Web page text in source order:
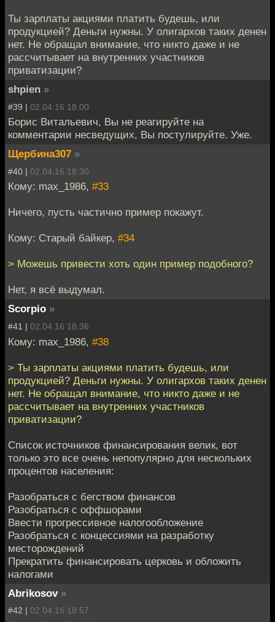
Ты зарплаты акциями платить будешь, или
продукцией? Деньги нужны. У олигархов таких денен
нет. Не обращал внимание, что никто даже и не
рассчитывает на внутренних участников
приватизации?
shpien »
#39 | 02.04.16 18:00
Борис Витальевич, Вы не реагируйте на
комментарии несведущих, Вы постулируйте. Уже.
Щербина307 »
#40 | 02.04.16 18:30
Кому: max_1986, #33
Ничего, пусть частично пример покажут.
Кому: Старый байкер, #34
> Можешь привести хоть один пример подобного?
Нет, я всё выдумал.
Scorpio »
#41 | 02.04.16 18:36
Кому: max_1986, #38
> Ты зарплаты акциями платить будешь, или
продукцией? Деньги нужны. У олигархов таких денен
нет. Не обращал внимание, что никто даже и не
рассчитывает на внутренних участников
приватизации?
Список источников финансирования велик, вот
только это все очень непопулярно для нескольких
процентов населения:
Разобраться с бегством финансов
Разобраться с оффшорами
Ввести прогрессивное налогообложение
Разобраться с концессиями на разработку
месторождений
Прекратить финансировать церковь и обложить
налогами
Abrikosov »
#42 | 02.04.16 18:57